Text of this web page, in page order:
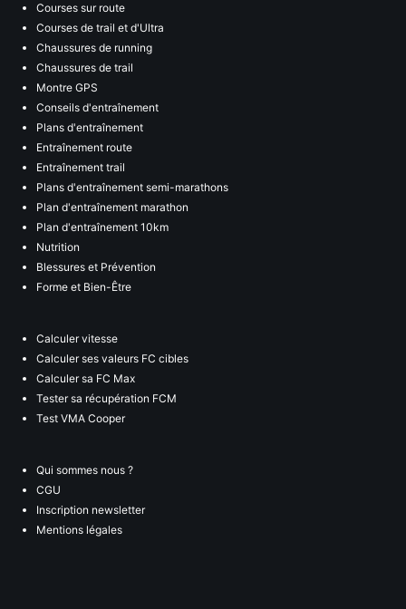
Courses sur route
Courses de trail et d'Ultra
Chaussures de running
Chaussures de trail
Montre GPS
Conseils d'entraînement
Plans d'entraînement
Entraînement route
Entraînement trail
Plans d'entraînement semi-marathons
Plan d'entraînement marathon
Plan d'entraînement 10km
Nutrition
Blessures et Prévention
Forme et Bien-Être
Calculer vitesse
Calculer ses valeurs FC cibles
Calculer sa FC Max
Tester sa récupération FCM
Test VMA Cooper
Qui sommes nous ?
CGU
Inscription newsletter
Mentions légales